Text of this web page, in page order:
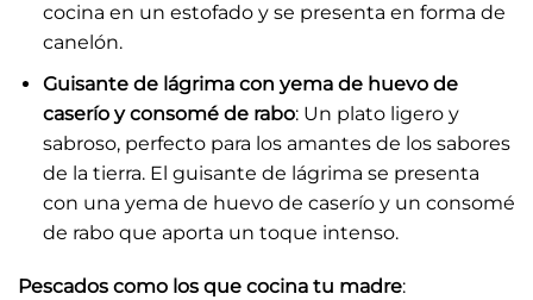
cocina en un estofado y se presenta en forma de
canelón.
Guisante de lágrima con yema de huevo de
caserío y consomé de rabo: Un plato ligero y
sabroso, perfecto para los amantes de los sabores
de la tierra. El guisante de lágrima se presenta
con una yema de huevo de caserío y un consomé
de rabo que aporta un toque intenso.
Pescados como los que cocina tu madre: